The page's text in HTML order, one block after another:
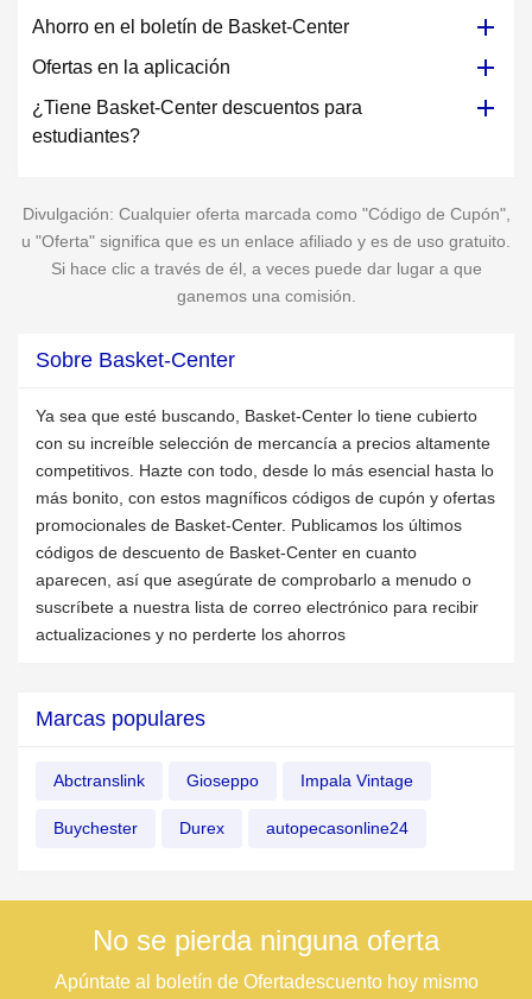
Ahorro en el boletín de Basket-Center
Ofertas en la aplicación
¿Tiene Basket-Center descuentos para
estudiantes?
Divulgación: Cualquier oferta marcada como "Código de Cupón",
u "Oferta" significa que es un enlace afiliado y es de uso gratuito.
Si hace clic a través de él, a veces puede dar lugar a que
ganemos una comisión.
Sobre Basket-Center
Ya sea que esté buscando, Basket-Center lo tiene cubierto
con su increíble selección de mercancía a precios altamente
competitivos. Hazte con todo, desde lo más esencial hasta lo
más bonito, con estos magníficos códigos de cupón y ofertas
promocionales de Basket-Center. Publicamos los últimos
códigos de descuento de Basket-Center en cuanto
aparecen, así que asegúrate de comprobarlo a menudo o
suscríbete a nuestra lista de correo electrónico para recibir
actualizaciones y no perderte los ahorros
Marcas populares
Abctranslink Gioseppo Impala Vintage
Buychester Durex autopecasonline24
No se pierda ninguna oferta
Apúntate al boletín de Ofertadescuento hoy mismo